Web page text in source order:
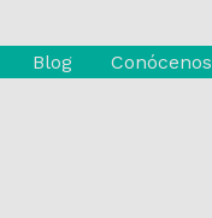
Blog Conócenos